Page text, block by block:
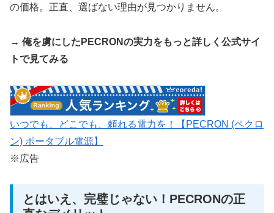
の価格。正直、選ばない理由が見つかりません。
→ 俺を虜にしたPECRONの実力をもっと詳しく公式サイ
トで見てみる
いつでも、どこでも、頼れる電力を！【PECRON (ペクロ
ン) ポータブル電源】
※広告
とはいえ、完璧じゃない！PECRONの正